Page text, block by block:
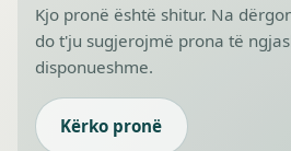
Kjo pronë është shitur. Na
do t'ju sugjerojmë prona të
disponueshme.
Kërko pronë